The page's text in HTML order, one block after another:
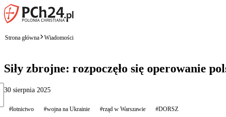
Strona główna Wiadomości
Siły zbrojne: rozpoczęło się operowanie
30 sierpnia 2025
#lotnictwo #wojna na Ukrainie #rząd w Warszawie #DORSZ